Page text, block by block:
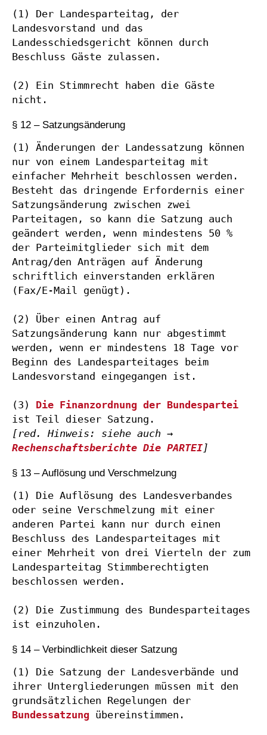
(1) Der Landesparteitag, der
Landesvorstand und das
Landesschiedsgericht können durch
Beschluss Gäste zulassen.
(2) Ein Stimmrecht haben die Gäste
nicht.
§ 12 – Satzungsänderung
(1) Änderungen der Landessatzung können
nur von einem Landesparteitag mit
einfacher Mehrheit beschlossen werden.
Besteht das dringende Erfordernis einer
Satzungsänderung zwischen zwei
Parteitagen, so kann die Satzung auch
geändert werden, wenn mindestens 50 %
der Parteimitglieder sich mit dem
Antrag/den Anträgen auf Änderung
schriftlich einverstanden erklären
(Fax/E-Mail genügt).
(2) Über einen Antrag auf
Satzungsänderung kann nur abgestimmt
werden, wenn er mindestens 18 Tage vor
Beginn des Landesparteitages beim
Landesvorstand eingegangen ist.
(3) Die Finanzordnung der Bundespartei
Rechenschaftsberichte Die PARTEI]
§ 13 – Auflösung und Verschmelzung
(1) Die Auflösung des Landesverbandes
oder seine Verschmelzung mit einer
anderen Partei kann nur durch einen
Beschluss des Landesparteitages mit
einer Mehrheit von drei Vierteln der zum
Landesparteitag Stimmberechtigten
beschlossen werden.
(2) Die Zustimmung des Bundesparteitages
ist einzuholen.
§ 14 – Verbindlichkeit dieser Satzung
(1) Die Satzung der Landesverbände und
ihrer Untergliederungen müssen mit den
Bundessatzung übereinstimmen.